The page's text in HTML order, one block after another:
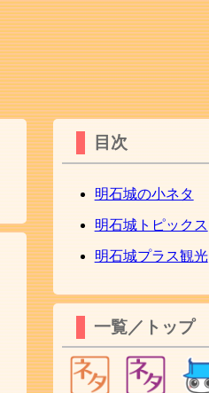
目次
明石城の小ネタ
明石城トピックス
明石城プラス観光
一覧／トップ